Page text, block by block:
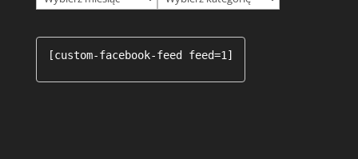
[custom-facebook-feed feed=1]